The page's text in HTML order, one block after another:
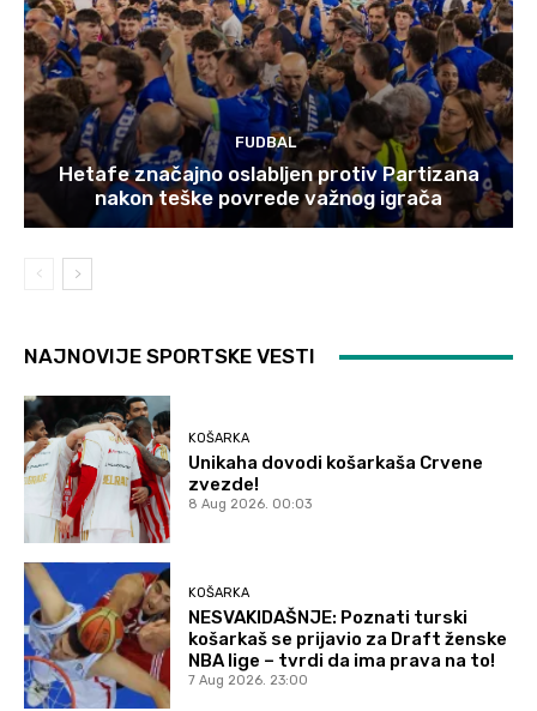
FUDBAL
Hetafe značajno oslabljen protiv Partizana
nakon teške povrede važnog igrača
NAJNOVIJE SPORTSKE VESTI
KOŠARKA
Unikaha dovodi košarkaša Crvene
zvezde!
8 Aug 2026. 00:03
KOŠARKA
NESVAKIDAŠNJE: Poznati turski
košarkaš se prijavio za Draft ženske
NBA lige – tvrdi da ima prava na to!
7 Aug 2026. 23:00